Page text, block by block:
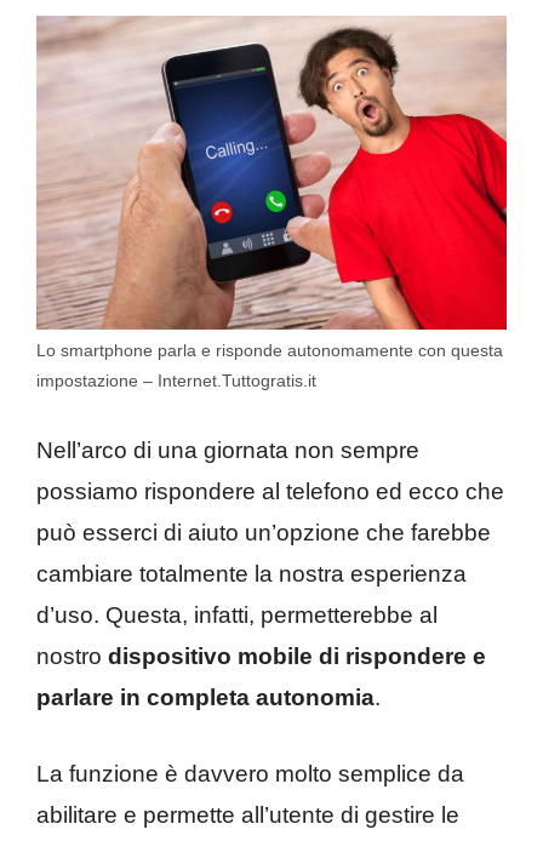
Lo smartphone parla e risponde autonomamente con questa
impostazione – Internet.Tuttogratis.it
Nell’arco di una giornata non sempre
possiamo rispondere al telefono ed ecco che
può esserci di aiuto un’opzione che farebbe
cambiare totalmente la nostra esperienza
d’uso. Questa, infatti, permetterebbe al
nostro dispositivo mobile di rispondere e
parlare in completa autonomia.
La funzione è davvero molto semplice da
abilitare e permette all’utente di gestire le